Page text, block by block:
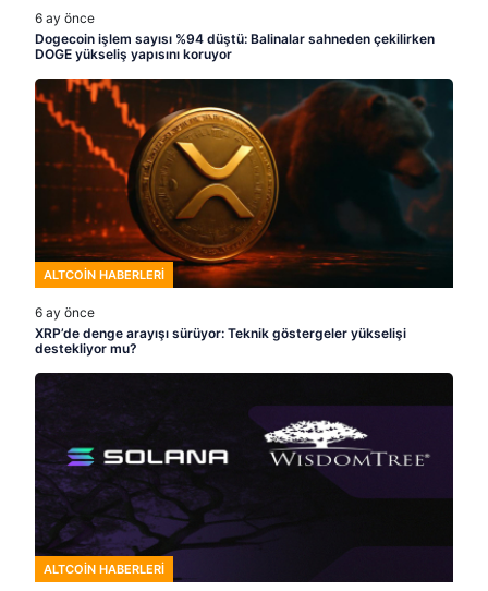
6 ay önce
Dogecoin işlem sayısı %94 düştü: Balinalar sahneden çekilirken
DOGE yükseliş yapısını koruyor
ALTCOIN HABERLERI
6 ay önce
XRP’de denge arayışı sürüyor: Teknik göstergeler yükselişi
destekliyor mu?
ALTCOIN HABERLERI